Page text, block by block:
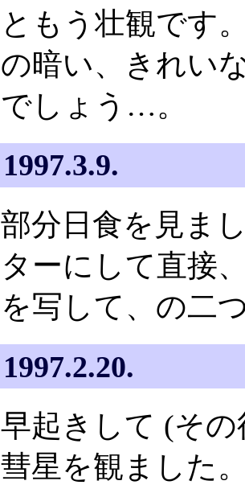
ともう壮観です
の暗い、きれい
でしょう…。
1997.3.9.
部分日食を見ま
ターにして直接
を写して、の二
1997.2.20.
早起きして (その
彗星を観ました